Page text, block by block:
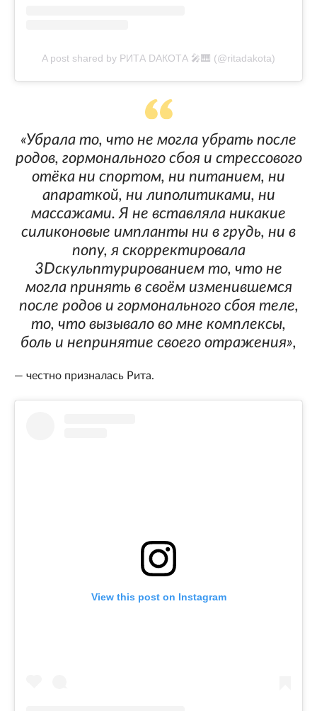
A post shared by РИТА DАКОТА 🎤🎹 (@ritadakota)
«Убрала то, что не могла убрать после
родов, гормонального сбоя и стрессового
отёка ни спортом, ни питанием, ни
апараткой, ни липолитиками, ни
массажами. Я не вставляла никакие
силиконовые импланты ни в грудь, ни в
попу, я скорректировала
3Dскульптурированием то, что не
могла принять в своём изменившемся
после родов и гормонального сбоя теле,
то, что вызывало во мне комплексы,
боль и непринятие своего отражения»,
— честно призналась Рита.
View this post on Instagram